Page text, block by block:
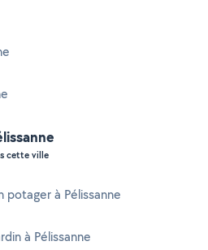
cette ville
à Pélissanne
à Pélissanne